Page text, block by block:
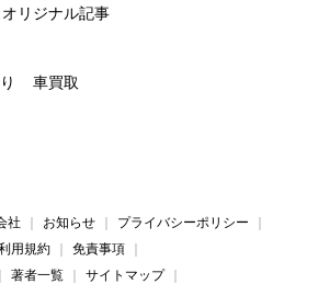
オリジナル記事
車買取
社 お知らせ
プライバシーポリシー
用規約
免責事項
著者一覧
サイトマップ